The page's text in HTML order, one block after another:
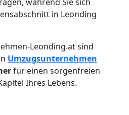
in Leonding
Leonding.at sind
Umzugsunternehmen
für einen sorgenfreien
Ihres Lebens.